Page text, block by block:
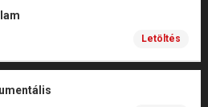
Letöltés